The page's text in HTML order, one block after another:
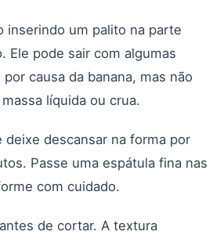
inserindo um palito na parte
Ele pode sair com algumas
causa da banana, mas não
líquida ou crua.
deixe descansar na forma por
Passe uma espátula fina nas
com cuidado.
de cortar. A textura